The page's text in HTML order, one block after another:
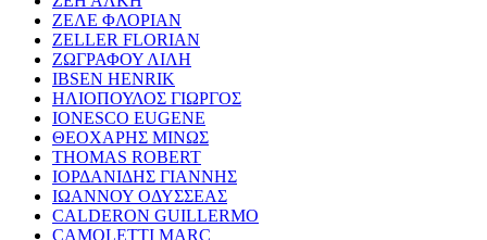
ΖΕΛΕ ΦΛΟΡΙΑΝ
ZELLER FLORIAN
ΖΩΓΡΑΦΟΥ ΛΙΛΗ
IBSEN HENRIK
ΗΛΙΟΠΟΥΛΟΣ ΓΙΩΡΓΟΣ
IONESCO EUGENE
ΘΕΟΧΑΡΗΣ ΜΙΝΩΣ
THOMAS ROBERT
ΙΟΡΔΑΝΙΔΗΣ ΓΙΑΝΝΗΣ
ΙΩΑΝΝΟΥ ΟΔΥΣΣΕΑΣ
CALDERON GUILLERMO
CAMOLETTI MARC